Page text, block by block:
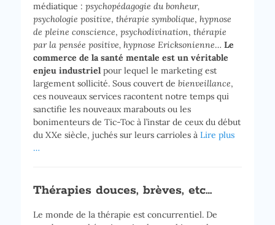
médiatique : psychopédagogie du bonheur,
psychologie positive, thérapie symbolique, hypnose
de pleine conscience, psychodivination, thérapie
par la pensée positive, hypnose Ericksonienne… Le
commerce de la santé mentale est un véritable
enjeu industriel pour lequel le marketing est
largement sollicité. Sous couvert de bienveillance,
ces nouveaux services racontent notre temps qui
sanctifie les nouveaux marabouts ou les
bonimenteurs de Tic-Toc à l’instar de ceux du début
du XXe siècle, juchés sur leurs carrioles à Lire plus
…
Thérapies douces, brèves, etc…
Le monde de la thérapie est concurrentiel. De